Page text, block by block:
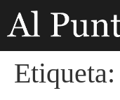
Etiqueta: